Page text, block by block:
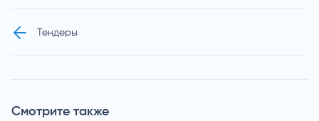
Смотрите также
Тендеры